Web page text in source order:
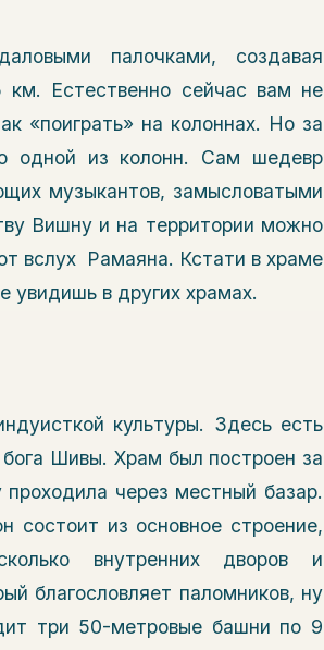
палочками, создавая
Естественно сейчас вам не
«поиграть» на колоннах. Но за
одной из колонн. Сам шедевр
музыкантов, замысловатыми
Вишну и на территории можно
вслух Рамаяна. Кстати в храме
увидишь в других храмах.
культуры. Здесь есть
Шивы. Храм был построен за
через местный базар.
состоит из основное строение,
внутренних дворов и
благословляет паломников, ну
три 50-метровые башни по 9